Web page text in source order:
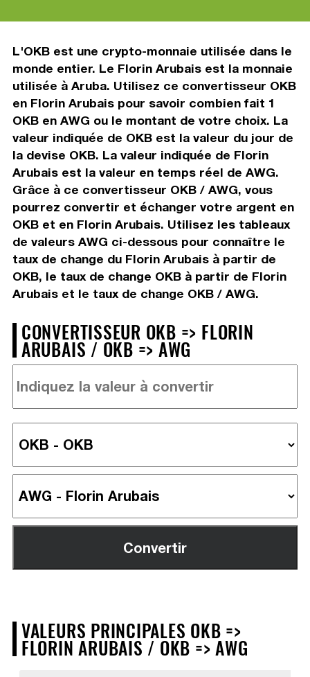
L'OKB est une crypto-monnaie utilisée dans le
monde entier. Le Florin Arubais est la monnaie
utilisée à Aruba. Utilisez ce convertisseur OKB
en Florin Arubais pour savoir combien fait 1
OKB en AWG ou le montant de votre choix. La
valeur indiquée de OKB est la valeur du jour de
la devise OKB. La valeur indiquée de Florin
Arubais est la valeur en temps réel de AWG.
Grâce à ce convertisseur OKB / AWG, vous
pourrez convertir et échanger votre argent en
OKB et en Florin Arubais. Utilisez les tableaux
de valeurs AWG ci-dessous pour connaître le
taux de change du Florin Arubais à partir de
OKB, le taux de change OKB à partir de Florin
Arubais et le taux de change OKB / AWG.
CONVERTISSEUR OKB => FLORIN
ARUBAIS / OKB => AWG
VALEURS PRINCIPALES OKB =>
FLORIN ARUBAIS / OKB => AWG